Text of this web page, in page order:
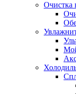
Очистка